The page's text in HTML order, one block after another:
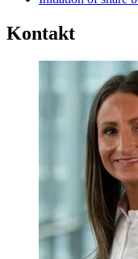
Kontakt